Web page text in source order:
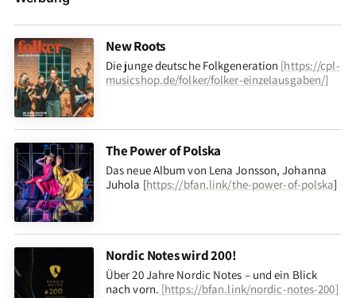
New Roots
Die junge deutsche Folkgeneration [https://cpl-
musicshop.de/folker/folker-einzelausgaben/]
The Power of Polska
Das neue Album von Lena Jonsson, Johanna
Juhola [https://bfan.link/the-power-of-polska]
Nordic Notes wird 200!
Über 20 Jahre Nordic Notes – und ein Blick
nach vorn. [https://bfan.link/nordic-notes-200]